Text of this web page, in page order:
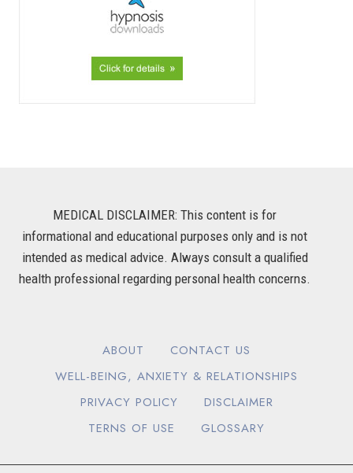
MEDICAL DISCLAIMER: This content is for
informational and educational purposes only and is not
intended as medical advice. Always consult a qualified
health professional regarding personal health concerns.
ABOUT
CONTACT US
WELL-BEING, ANXIETY & RELATIONSHIPS
PRIVACY POLICY
DISCLAIMER
TERNS OF USE
GLOSSARY